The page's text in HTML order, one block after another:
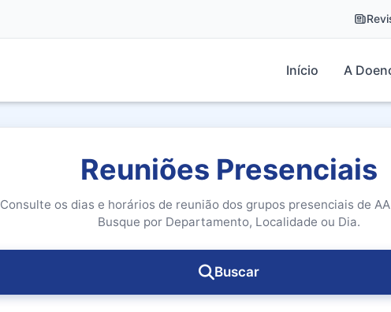
Início A
Reuniões Presenciais
Consulte os dias e horários de reunião dos grupos presenciais de
Busque por Departamento, Localidade ou Dia.
Buscar